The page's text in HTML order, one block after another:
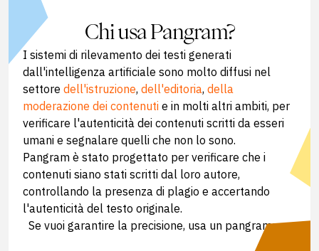
Chi usa Pangram?
I sistemi di rilevamento dei testi generati
dall'intelligenza artificiale sono molto diffusi nel
settore dell'istruzione, dell'editoria, della
moderazione dei contenuti e in molti altri ambiti, per
verificare l'autenticità dei contenuti scritti da esseri
umani e segnalare quelli che non lo sono.
Pangram è stato progettato per verificare che i
contenuti siano stati scritti dal loro autore,
controllando la presenza di plagio e accertando
l'autenticità del testo originale.
Se vuoi garantire la precisione, usa un pangramma.